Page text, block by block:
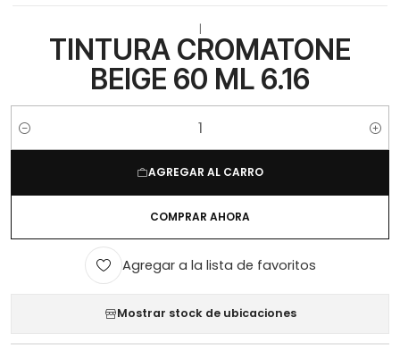
TINTURA CROMATONE
BEIGE 60 ML 6.16
Cantidad
AGREGAR AL CARRO
COMPRAR AHORA
Agregar a la lista de favoritos
Mostrar stock de ubicaciones